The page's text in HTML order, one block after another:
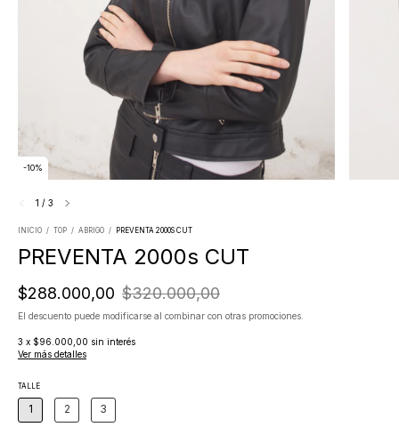
-10%
1 / 3
INICIO / TOP / ABRIGO / PREVENTA 2000S CUT
PREVENTA 2000s CUT
$288.000,00 $320.000,00
El descuento puede modificarse al combinar con otras promociones.
3 x $96.000,00 sin interés
Ver más detalles
TALLE
1 2 3